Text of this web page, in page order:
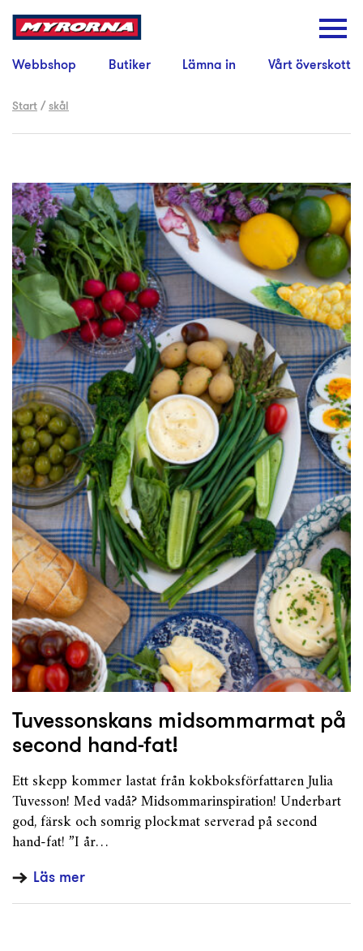
Webbshop Butiker Lämna in Vårt överskott
Start /skål
Tuvessonskans midsommarmat på
second hand-fat!
Ett skepp kommer lastat från kokboksförfattaren Julia
Tuvesson! Med vadå? Midsommarinspiration! Underbart
god, färsk och somrig plockmat serverad på second
hand-fat! ”I år…
Läs mer